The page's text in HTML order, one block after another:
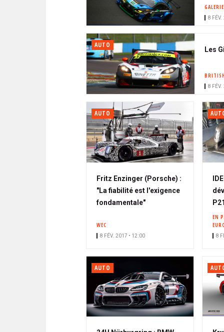
GALERIE
8 FÉV.
AUTO
Les
8 FÉV.
AUTO
Fritz Enzinger (Porsche) :
"La fiabilité est l'exigence
fondamentale"
WEC
8 FÉV. 2017 • 12:00
EN
8
AUTO